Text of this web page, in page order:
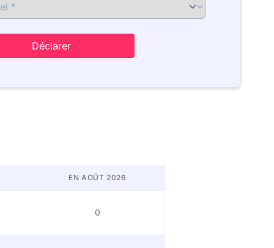
Déclarer
EN AOÛT 2026
0